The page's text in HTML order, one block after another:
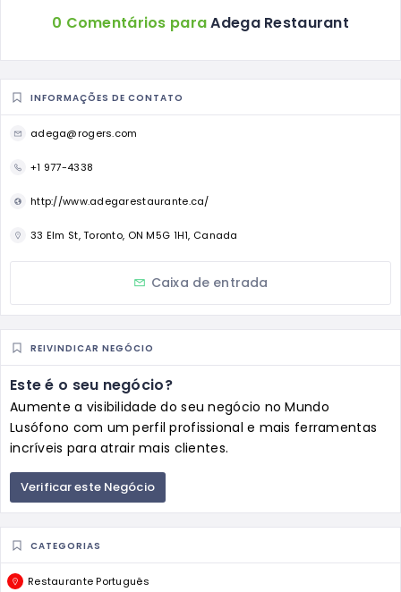
0 Comentários paraAdega Restaurant
INFORMAÇÕES DE CONTATO
adega@rogers.com
+1 977-4338
http://www.adegarestaurante.ca/
33 Elm St, Toronto, ON M5G 1H1, Canada
Caixa de entrada
REIVINDICAR NEGÓCIO
Este é o seu negócio?
Aumente a visibilidade do seu negócio no Mundo
Lusófono com um perfil profissional e mais ferramentas
incríveis para atrair mais clientes.
Verificar este Negócio
CATEGORIAS
Restaurante Português